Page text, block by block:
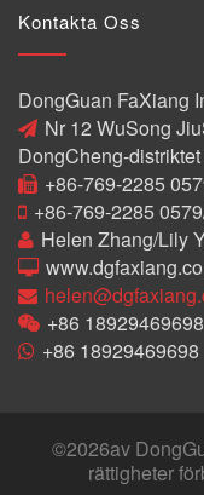
Kontakta Oss
DongGuan FaXiang
Nr 12 WuSong
DongCheng-
+86-769-2285
+86-769-2285
Helen Zhang/Lily
+86 18929469698
+86 18929469698
©2026av
rättigheter